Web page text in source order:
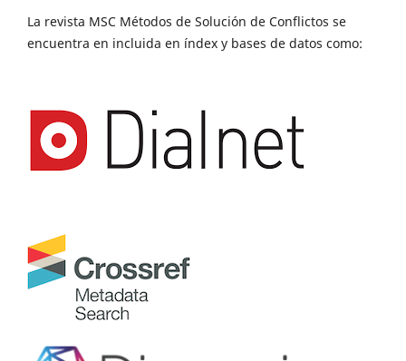
La revista MSC Métodos de Solución de Conflictos se
encuentra en incluida en índex y bases de datos como: